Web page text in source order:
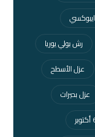
رش بولي يوريا
عزل الأسطح
عزل بحيرات